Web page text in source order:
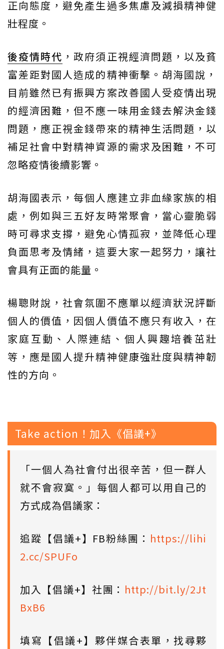
正向態度，避免產生過多焦慮及減損精神健
壯程度。
後疫情時代 ，政府須正視經濟問題，以及貧
富差距對國人造成的精神衝擊。胡海國說，
目前雖然已有振興方案改善國人受疫情出現
的經濟困難，但不應一味用金錢去解決金錢
問題，應正視金錢帶來的精神生活問題，以
補足社會中對精神資源的需求及困難，不可
忽略疫情後續影響。
胡海國表示，每個人應建立非血緣家族的相
處，例如與三五好友時常聚會，當心靈脆弱
時可尋求支撐，避免心情孤寂，並降低心理
負面思考及情緒，這要大家一起努力，讓社
會具有正面的能量。
楊聰財說，社會氛圍不應單以經濟狀況評斷
個人的價值，因個人價值不應只有收入，在
家庭互動、人際連結、個人興趣培養茁壯
等，應是國人提升精神健康強壯度與精神韌
性的方向。
Take action！加入《倡議+》
「一個人為社會付出很辛苦，但一群人
就不會寂寞。」每個人都可以用自己的
方式成為倡議家：
追蹤【倡議+】FB粉絲團： https://lihi
2.cc/SPUFo
加入【倡議+】社團： http://bit.ly/2Jt
BxB6
填寫【倡議+】夥伴媒合表單，找尋夥